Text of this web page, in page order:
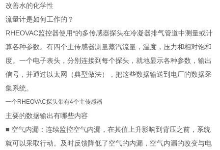
改善水的化学性
流量计是如何工作的？
RHEOVAC监控器使用*的多传感器探头在冷凝器排气管道中测量或计
算各种参数。有四个主传感器测量蒸汽流量，温度，压力和相对饱和
度。一个电子表头，分别连接到每个探头，就地显示各种参数，输出
信号，并通过以太网（典型做法），把这些数据输送到电厂的数据采
集系统。
一个RHEOVAC探头带有4个主传感器
主要的数据输出有哪些内容
■ 空气内漏：连续监控空气内漏，在其值上升影响到背压之前，系统
就可以采取行动。及时反馈降低了空气的内漏，空气内漏的改变与电